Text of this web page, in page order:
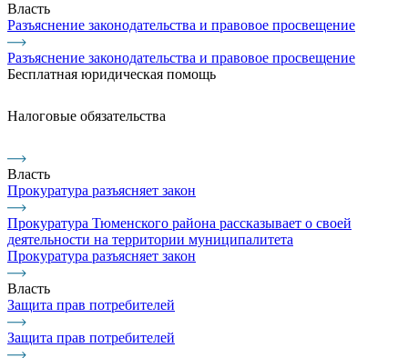
Власть
Разъяснение законодательства и правовое просвещение
Разъяснение законодательства и правовое просвещение
Бесплатная юридическая помощь
Налоговые обязательства
Власть
Прокуратура разъясняет закон
Прокуратура Тюменского района рассказывает о своей
деятельности на территории муниципалитета
Прокуратура разъясняет закон
Власть
Защита прав потребителей
Защита прав потребителей